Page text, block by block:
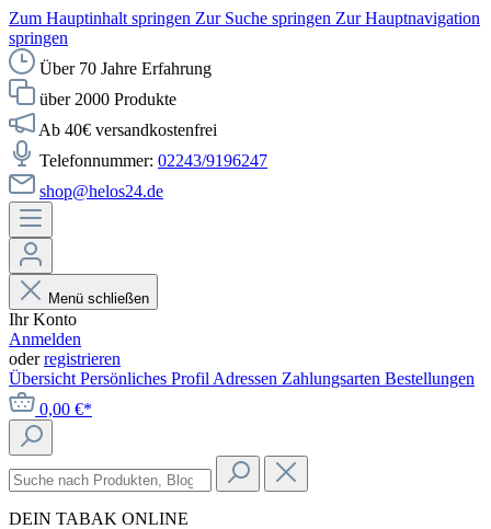
Zum Hauptinhalt springen Zur Suche springen Zur Hauptnavigation
springen
Über 70 Jahre Erfahrung
über 2000 Produkte
Ab 40€ versandkostenfrei
Telefonnummer: 02243/9196247
shop@helos24.de
Menü schließen
Ihr Konto
Anmelden
oderregistrieren
Übersicht Persönliches Profil Adressen Zahlungsarten Bestellungen
0,00 €*
DEIN TABAK ONLINE